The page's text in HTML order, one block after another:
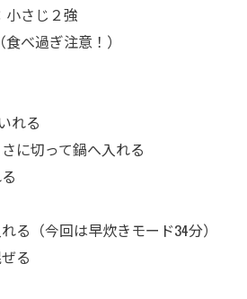
小さじ２強
べ過ぎ注意！）
れる
に切って鍋へ入れる
る（今回は早炊きモード34分）
る